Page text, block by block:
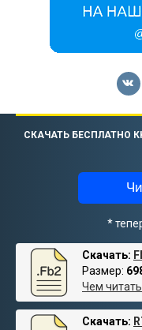
СКАЧАТЬ БЕСПЛАТНО
*
Скачать:
Размер:
Чем
Скачать: